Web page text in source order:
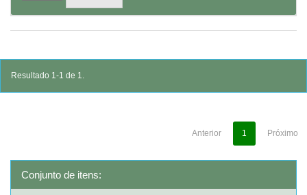
Resultado 1-1 de 1.
Anterior 1 Próximo
Conjunto de itens: